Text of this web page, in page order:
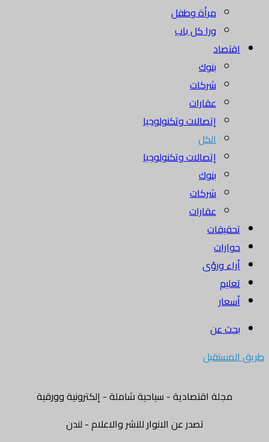
مرأة وطفل
ورا كل باب
اقتصاد
بنوك
شركات
عقارات
إتصالات وتكنولوجيا
الكل
إتصالات وتكنولوجيا
بنوك
شركات
عقارات
تحقيقات
حوارات
أراء ورؤى
تعليم
أسعار
بحث عن
طريق المستقبل
مجلة اقتصادية - سياحية شاملة - إلكترونية وورقية
تصدر عن الانوار للنشر والاعلام - لندن